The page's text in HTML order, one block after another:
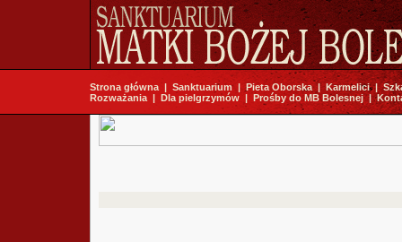
Strona główna | Sanktuarium|Pieta Oborska|Karmelici|
Rozważania | Dla pielgrzymów | Prośby do MB Bolesnej|